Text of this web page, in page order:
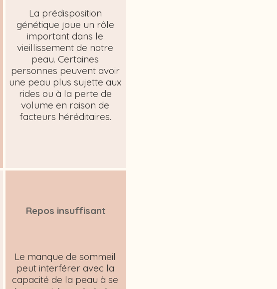
La prédisposition
génétique joue un rôle
important dans le
vieillissement de notre
peau. Certaines
personnes peuvent avoir
une peau plus sujette aux
rides ou à la perte de
volume en raison de
facteurs héréditaires.
Repos insuffisant
Le manque de sommeil
peut interférer avec la
capacité de la peau à se